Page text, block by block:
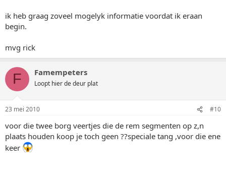
ik heb graag zoveel mogelyk informatie voordat ik eraan
begin.
mvg rick
F Famempeters
Loopt hier de deur plat
23 mei 2010 #10
voor die twee borg veertjes die de rem segmenten op z,n
plaats houden koop je toch geen ??speciale tang ,voor die ene
keer